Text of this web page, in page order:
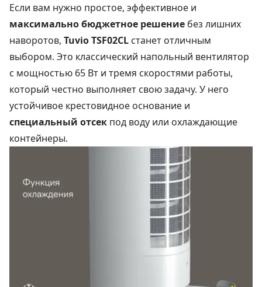
Если вам нужно простое, эффективное и
максимально бюджетное решение без лишних
наворотов, Tuvio TSF02CL станет отличным
выбором. Это классический напольный вентилятор
с мощностью 65 Вт и тремя скоростями работы,
который честно выполняет свою задачу. У него
устойчивое крестовидное основание и
специальный отсек под воду или охлаждающие
контейнеры.